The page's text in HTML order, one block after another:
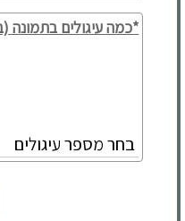
*כמה עיגולים בתמונה